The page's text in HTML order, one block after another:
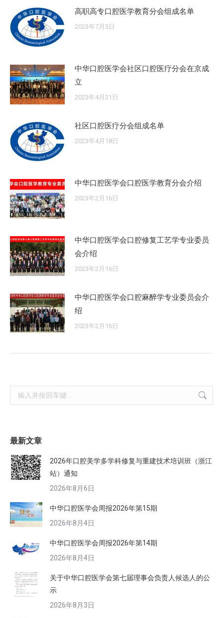
高职高专口腔医学教育分会组成名单
2023年7月3日
中华口腔医学会社区口腔医疗分会在京成
立
2023年4月21日
社区口腔医疗分会组成名单
2023年4月18日
中华口腔医学会口腔医学教育分会介绍
2023年2月16日
中华口腔医学会口腔修复工艺学专业委员
会介绍
2023年2月16日
中华口腔医学会口腔麻醉学专业委员会介
绍
2023年2月16日
Search:
最新文章
2026年口腔美学多学科修复与重建技术培训班（浙江
站）通知
2026年8月6日
中华口腔医学会周报2026年第15期
2026年8月4日
中华口腔医学会周报2026年第14期
2026年8月4日
关于中华口腔医学会第七届理事会负责人候选人的公
示
2026年8月3日